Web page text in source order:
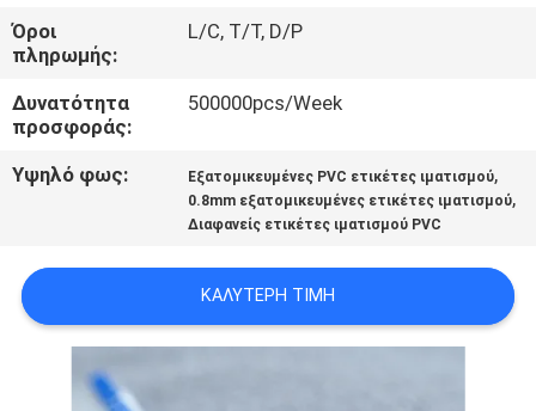
ΖΗΤΉΣΤΕ
ΈΝΑ
ΑΠΌΣΠΑΣΜΑ
PRIVACY
POLICY
Όροι
πληρωμής:
L/C, T/T, D/P
Δυνατότητα
προσφοράς:
500000pcs/Week
Υψηλό φως: Εξατομικευμένες PVC ετικέτες ιματισμού,
0.8mm εξατομικευμένες ετικέτες ιματισμού,
Διαφανείς ετικέτες ιματισμού PVC
ΚΑΛΎΤΕΡΗ ΤΙΜΉ